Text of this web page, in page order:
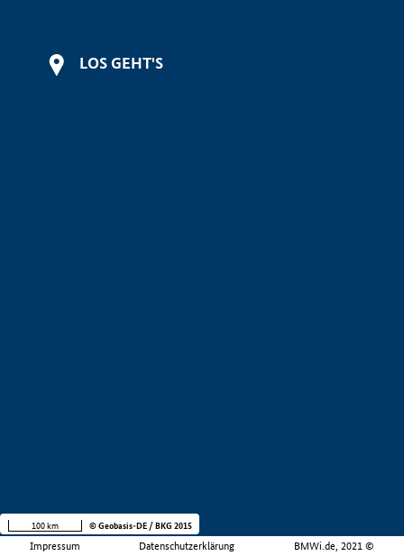
LOS GEHT'S
Impressum Datenschutzerklärung BMWi.de, 2021 ©
100 km © Geobasis-DE / BKG 2015